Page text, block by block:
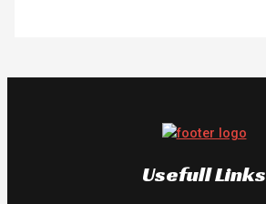
Usefull Links